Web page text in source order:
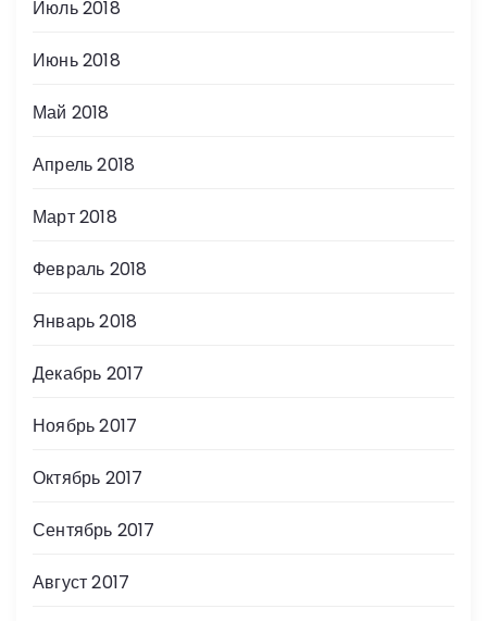
Июль 2018
Июнь 2018
Май 2018
Апрель 2018
Март 2018
Февраль 2018
Январь 2018
Декабрь 2017
Ноябрь 2017
Октябрь 2017
Сентябрь 2017
Август 2017